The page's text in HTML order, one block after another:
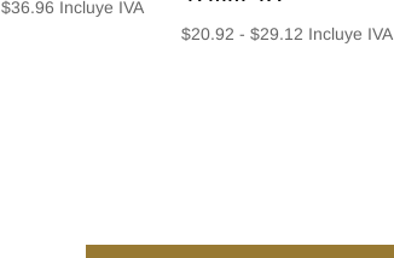
$36.96 Rango
Incluye IVA
$20.92 - $29.12Rango
Incluye IVA